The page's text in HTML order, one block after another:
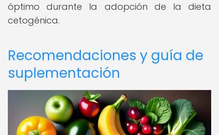
óptimo durante la adopción de la dieta
cetogénica.
Recomendaciones y guía de
suplementación